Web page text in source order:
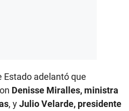
Estado adelantó que
Denisse Miralles, ministra
, yJulio Velarde, presidente